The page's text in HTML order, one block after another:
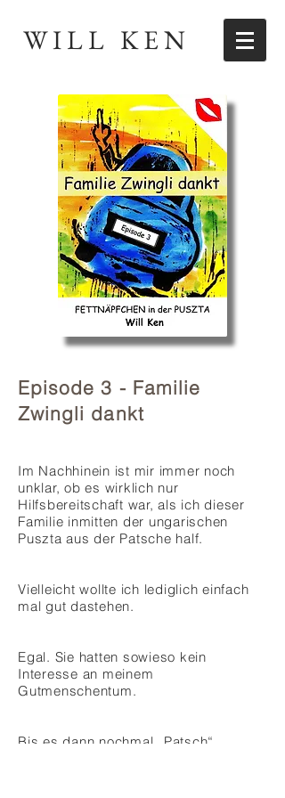
WILL KEN
Episode 3 - Familie
Zwingli dankt
Im Nachhinein ist mir immer noch
unklar, ob es wirklich nur
Hilfsbereitschaft war, als ich dieser
Familie inmitten der ungarischen
Puszta aus der Patsche half.
Vielleicht wollte ich lediglich einfach
mal gut dastehen.
Egal. Sie hatten sowieso kein
Interesse an meinem
Gutmenschentum.
Bis es dann nochmal „Patsch“